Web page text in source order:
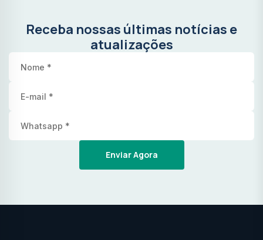
Receba nossas últimas notícias e
atualizações
Enviar Agora